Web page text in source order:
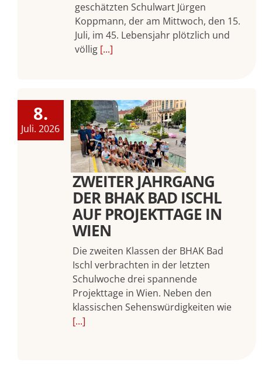
geschätzten Schulwart Jürgen
Koppmann, der am Mittwoch, den 15.
Juli, im 45. Lebensjahr plötzlich und
völlig [...]
8.
Juli. 2026
ZWEITER JAHRGANG
DER BHAK BAD ISCHL
AUF PROJEKTTAGE IN
WIEN
Die zweiten Klassen der BHAK Bad
Ischl verbrachten in der letzten
Schulwoche drei spannende
Projekttage in Wien. Neben den
klassischen Sehenswürdigkeiten wie
[...]